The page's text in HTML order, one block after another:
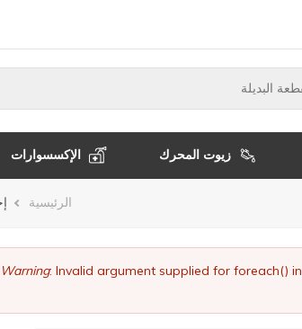
زيوت المحرك الإكسسوارات
مسار
التنقل
الرئيسية
Warning: Invalid argument supplied for foreach() in